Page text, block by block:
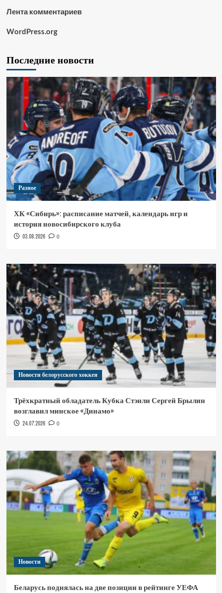
Лента комментариев
WordPress.org
Последние новости
Разное
ХК «Сибирь»: расписание матчей, календарь игр и
история новосибирского клуба
03.08.2026 0
Новости белорусского хоккея
Трёхкратный обладатель Кубка Стэнли Сергей Брылин
возглавил минское «Динамо»
24.07.2026 0
Новости
Беларусь поднялась на две позиции в рейтинге УЕФА